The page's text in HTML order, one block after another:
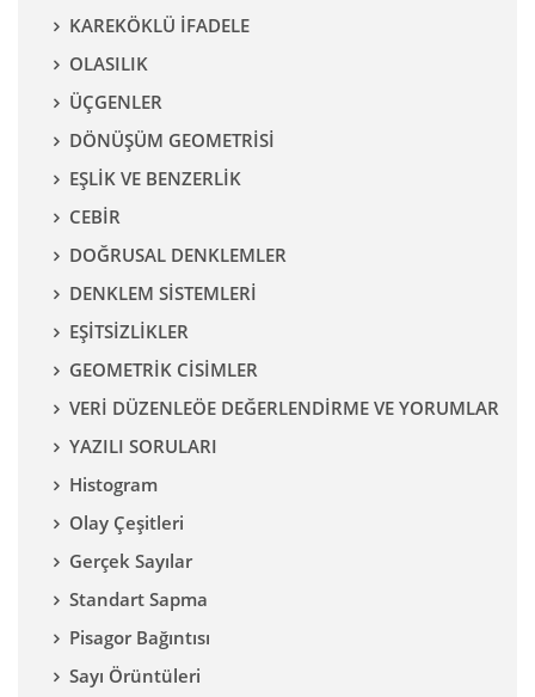
KAREKÖKLÜ İFADELE
OLASILIK
ÜÇGENLER
DÖNÜŞÜM GEOMETRİSİ
EŞLİK VE BENZERLİK
CEBİR
DOĞRUSAL DENKLEMLER
DENKLEM SİSTEMLERİ
EŞİTSİZLİKLER
GEOMETRİK CİSİMLER
VERİ DÜZENLEÖE DEĞERLENDİRME VE YORUMLAR
YAZILI SORULARI
Histogram
Olay Çeşitleri
Gerçek Sayılar
Standart Sapma
Pisagor Bağıntısı
Sayı Örüntüleri